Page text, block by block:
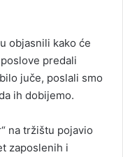
objasnili kako će
predali
juče, poslali smo
ih dobijemo.
na tržištu pojavio
zaposlenih i